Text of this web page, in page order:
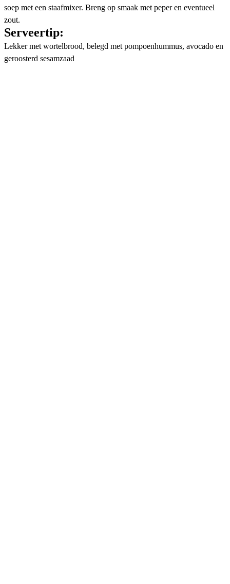
soep met een staafmixer. Breng op smaak met peper en eventueel
zout.
Serveertip:
Lekker met wortelbrood, belegd met pompoenhummus, avocado en
geroosterd sesamzaad